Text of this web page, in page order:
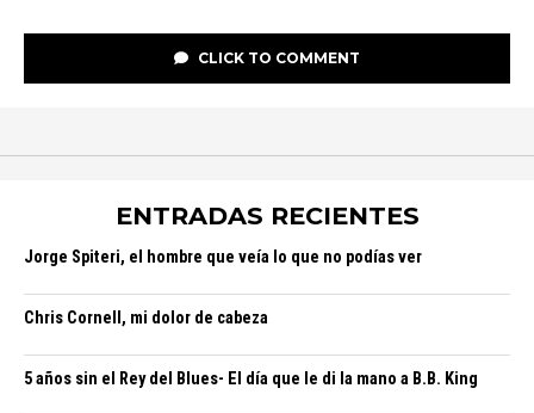
CLICK TO COMMENT
ENTRADAS RECIENTES
Jorge Spiteri, el hombre que veía lo que no podías ver
Chris Cornell, mi dolor de cabeza
5 años sin el Rey del Blues- El día que le di la mano a B.B. King